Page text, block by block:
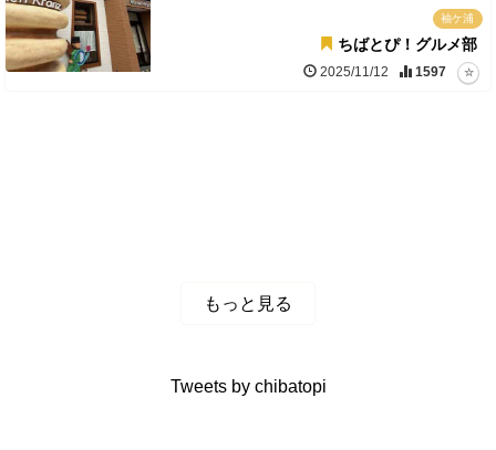
袖ケ浦
ちばとぴ！グルメ部
2025/11/12 1597
もっと見る
Tweets by chibatopi